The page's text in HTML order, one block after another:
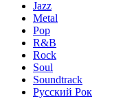
Jazz
Metal
Pop
R&B
Rock
Soul
Soundtrack
Русский Рок